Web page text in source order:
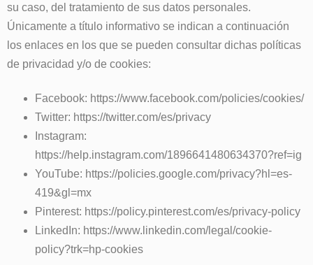
su caso, del tratamiento de sus datos personales.
Únicamente a título informativo se indican a continuación
los enlaces en los que se pueden consultar dichas políticas
de privacidad y/o de cookies:
Facebook: https://www.facebook.com/policies/cookies/
Twitter: https://twitter.com/es/privacy
Instagram:
https://help.instagram.com/1896641480634370?ref=ig
YouTube: https://policies.google.com/privacy?hl=es-
419&gl=mx
Pinterest: https://policy.pinterest.com/es/privacy-policy
LinkedIn: https://www.linkedin.com/legal/cookie-
policy?trk=hp-cookies